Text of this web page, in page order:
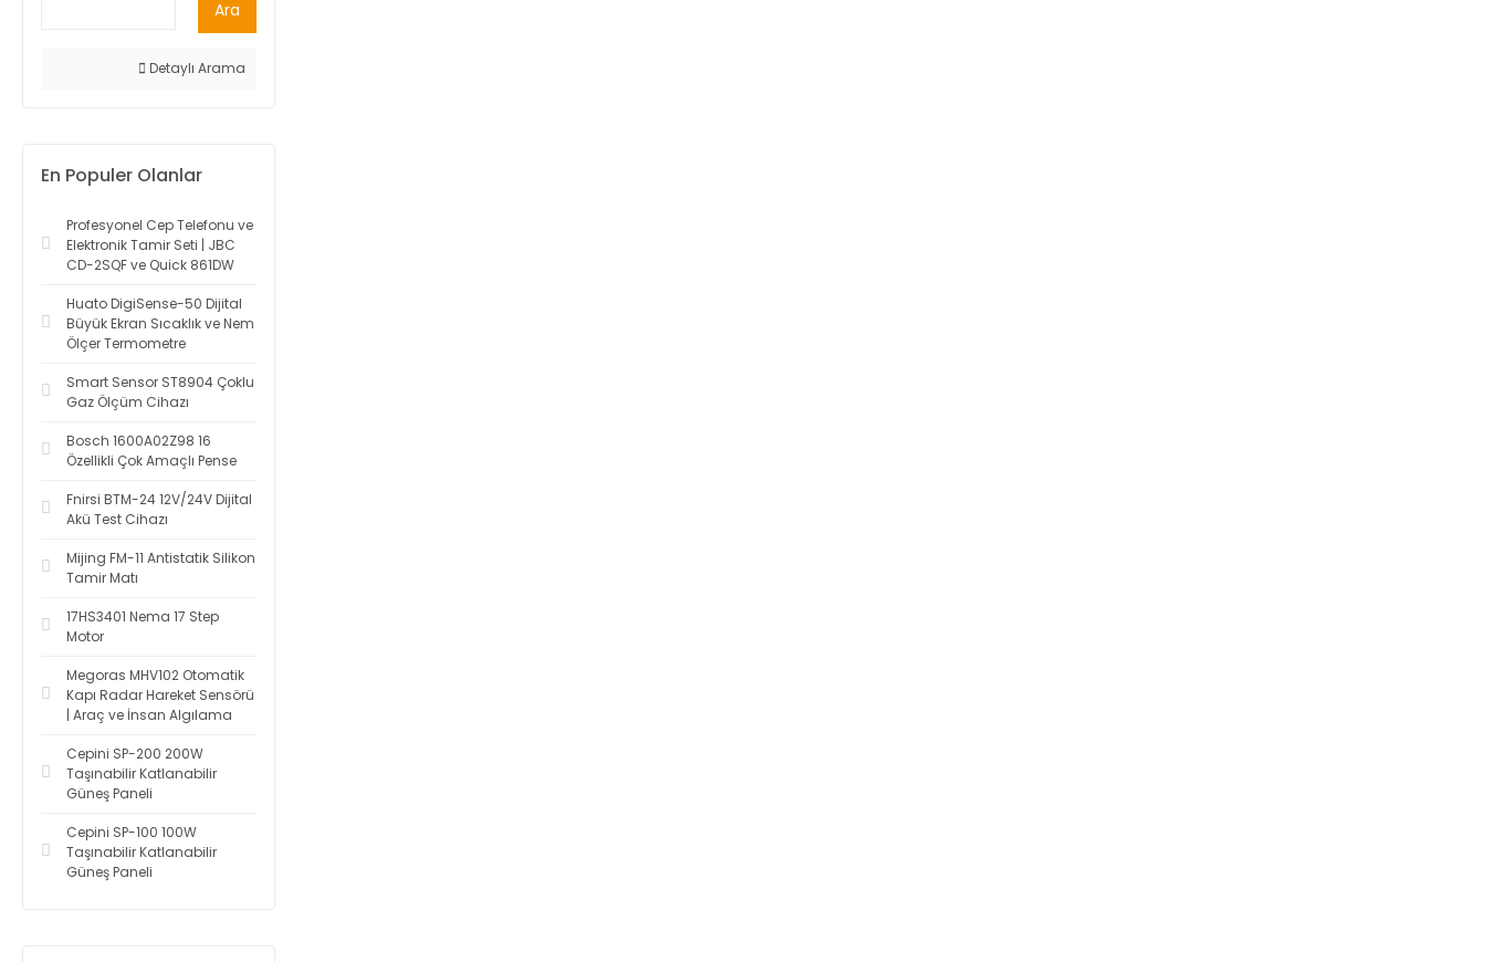
Ara
Detaylı Arama
En Populer Olanlar
Profesyonel Cep Telefonu ve
Elektronik Tamir Seti | JBC
CD-2SQF ve Quick 861DW
Huato DigiSense-50 Dijital
Büyük Ekran Sıcaklık ve Nem
Ölçer Termometre
Smart Sensor ST8904 Çoklu
Gaz Ölçüm Cihazı
Bosch 1600A02Z98 16
Özellikli Çok Amaçlı Pense
Fnirsi BTM-24 12V/24V Dijital
Akü Test Cihazı
Mijing FM-11 Antistatik Silikon
Tamir Matı
17HS3401 Nema 17 Step
Motor
Megoras MHV102 Otomatik
Kapı Radar Hareket Sensörü
| Araç ve İnsan Algılama
Cepini SP-200 200W
Taşınabilir Katlanabilir
Güneş Paneli
Cepini SP-100 100W
Taşınabilir Katlanabilir
Güneş Paneli